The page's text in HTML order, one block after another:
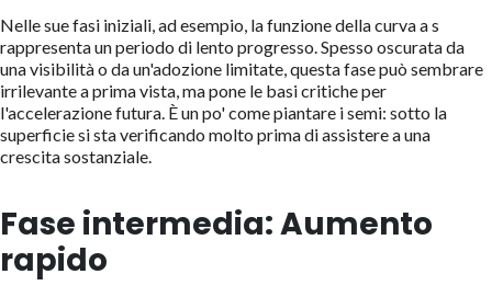
Nelle sue fasi iniziali, ad esempio, la funzione della curva a s
rappresenta un periodo di lento progresso. Spesso oscurata da
una visibilità o da un'adozione limitate, questa fase può sembrare
irrilevante a prima vista, ma pone le basi critiche per
l'accelerazione futura. È un po' come piantare i semi: sotto la
superficie si sta verificando molto prima di assistere a una
crescita sostanziale.
Fase intermedia: Aumento
rapido